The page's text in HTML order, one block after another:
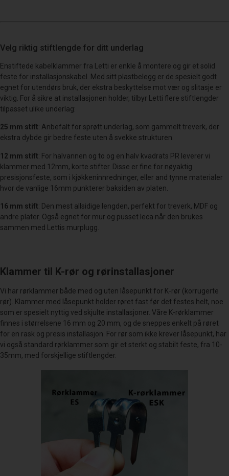
Velg riktig stiftlengde for ditt underlag
Enstiftede kabelklammer fra Letti er enkle å montere og gir et solid
feste for installasjonskabel. Med sitt plastbelegg er de spesielt godt
egnet for utendørs bruk, der ekstra beskyttelse mot vær og slitasje er
viktig. For å sikre at installasjonen holder, tilbyr Letti flere stiftlengder
tilpasset ulike underlag:
25 mm stift: Anbefalt for sprøtt underlag, som gammelt treverk, der
ekstra dybde gir bedre feste uten å svekke strukturen.
12 mm stift: For halvannen og to og en halv kvadrats PR leverer vi
klammer med 12mm, korte stifter. Disse er fine for nøyaktig
presisjonsfeste, som i kjøkkeninnredninger, eller and tynne materialer
hvor de vanlige 16mm punkterer baksiden av platen.
16 mm stift: Den mest allsidige lengden, perfekt for treverk, MDF og
andre plater. Også egnet for mur og pusset leca når den brukes
sammen med Lettis murplugg.
Klammer til K-rør og rørinstallasjoner
Vi har rørklammer både med og uten låsepunkt for K-rør (korrugerte
rør). Klammer med låsepunkt holder røret fast før det festes helt, noe
som er spesielt nyttig ved skjulte installasjoner. Våre K-rørklammer
finnes i størrelsene 16 mm og 20 mm, og de sneppes enkelt på røret
for en rask og presis installasjon. For rør som ikke krever låsepunkt, har
vi også standard rørklammer som gir et sterkt og stabilt feste, fra 10-
35mm, med forskjellige stiftlengder.